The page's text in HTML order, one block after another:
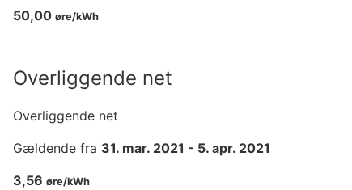
50,00 øre/kWh
Overliggende net
Overliggende net
Gældende fra 31. mar. 2021 - 5. apr. 2021
3,56 øre/kWh